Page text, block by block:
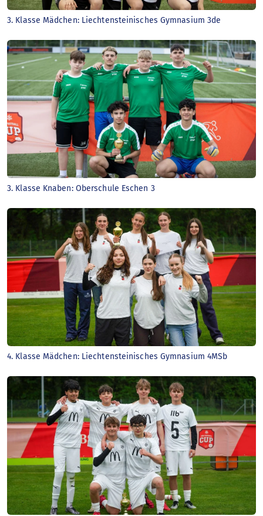
3. Klasse Mädchen: Liechtensteinisches Gymnasium 3de
3. Klasse Knaben: Oberschule Eschen 3
4. Klasse Mädchen: Liechtensteinisches Gymnasium 4MSb